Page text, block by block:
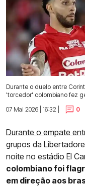
Durante o duelo entre
'torcedor' colombiano fez
07 Mai 2026 | 16:32 |
0
Durante o empate
grupos da
noite no estádio El
colombiano foi
em direção aos